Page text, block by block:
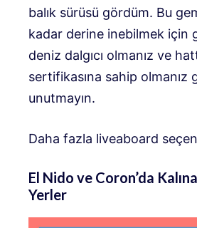
balık sürüsü gördüm. Bu
kadar derine inebilmek için
deniz dalgıcı olmanız ve
sertifikasına sahip olmanız
unutmayın.
Daha fazla liveaboard
El Nido ve Coron’da
Yerler